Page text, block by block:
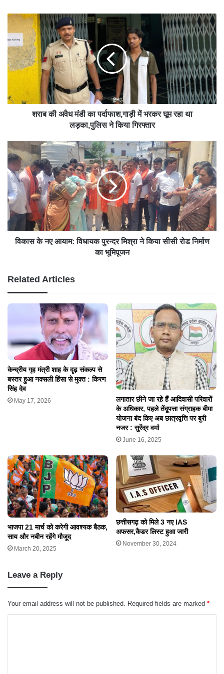
e
शराब की अवैध मंडी का पर्दाफाश,गाड़ी में भरकर घूम रहा था
लड़का,पुलिस ने किया गिरफ्तार
विकास के नए आयाम: विधायक पुरन्दर मिश्रा ने किया सीसी रोड निर्माण
का भूमिपूजन
Related Articles
केन्द्रीय गृह मंत्री शाह के दृढ़ संकल्प से
बस्तर हुआ नक्सली हिंसा से मुक्त : किरण
सिंह देव
May 17, 2026
लगातार छीने जा रहे हैं आदिवासी परिवारों
के अधिकार, पहले तेंदूपत्ता संग्राहक बीमा
योजना बंद किए अब छात्रवृत्ति पर बुरी
नजर : सुरेंद्र वर्मा
June 16, 2025
भाजपा 21 मार्च को करेगी आवश्यक बैठक,
साय और नबीन रहेंगे मौजूद
March 20, 2025
छत्तीसगढ़ को मिले 3 नए IAS
अफसर,कैडर लिस्ट हुआ जारी
November 30, 2024
Leave a Reply
Your email address will not be published. Required fields are marked *